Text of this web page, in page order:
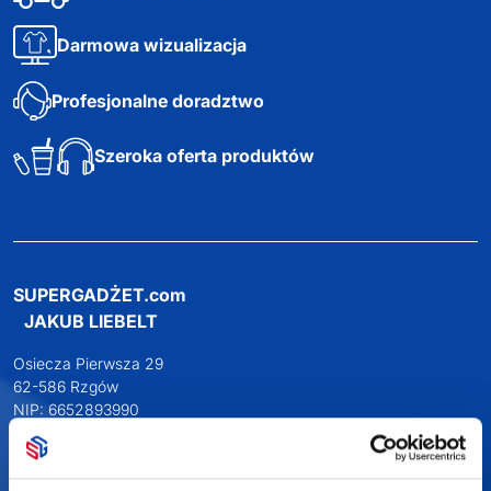
2w1 długopis i
zakreślacz RIO DUO